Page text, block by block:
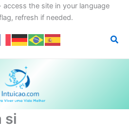
access the site in your language
refresh if needed.
si